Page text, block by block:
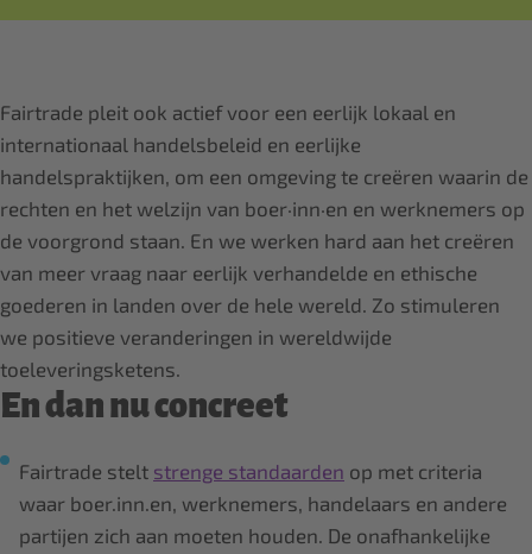
Fairtrade pleit ook actief voor een eerlijk lokaal en
internationaal handelsbeleid en eerlijke
handelspraktijken, om een omgeving te creëren waarin de
rechten en het welzijn van boer·inn·en en werknemers op
de voorgrond staan. En we werken hard aan het creëren
van meer vraag naar eerlijk verhandelde en ethische
goederen in landen over de hele wereld. Zo stimuleren
we positieve veranderingen in wereldwijde
toeleveringsketens.
En dan nu concreet
Fairtrade stelt strenge standaarden op met criteria
waar boer.inn.en, werknemers, handelaars en andere
partijen zich aan moeten houden. De onafhankelijke